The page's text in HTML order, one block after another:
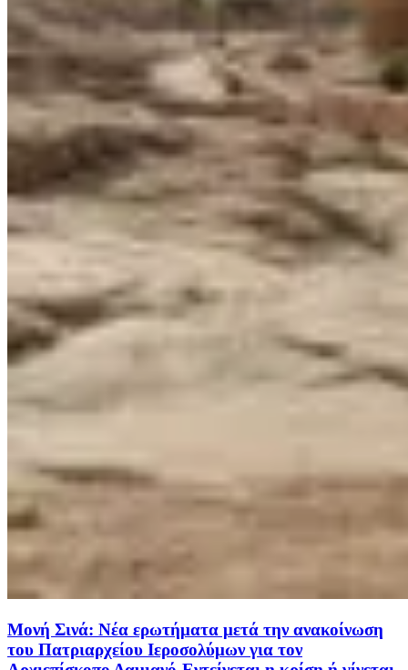
Μονή Σινά: Νέα ερωτήματα μετά την ανακοίνωση
του Πατριαρχείου Ιεροσολύμων για τον